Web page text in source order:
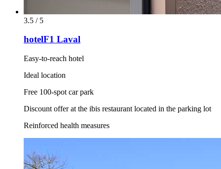
3.5 / 5
hotelF1 Laval
Easy-to-reach hotel
Ideal location
Free 100-spot car park
Discount offer at the ibis restaurant located in the parking lot
Reinforced health measures